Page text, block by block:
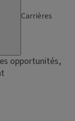
Carrières
opportunités,